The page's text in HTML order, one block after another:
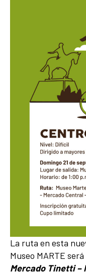
La ruta en esta
Museo MARTE
Mercado Tinetti –